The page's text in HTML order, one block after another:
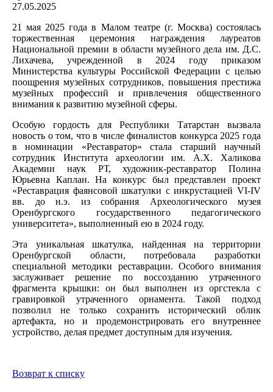
27.05.2025
21 мая 2025 года в Малом театре (г. Москва) состоялась
торжественная церемония награждения лауреатов
Национальной премии в области музейного дела им. Д.С.
Лихачева, учрежденной в 2024 году приказом
Министерства культуры Российской Федерации с целью
поощрения музейных сотрудников, повышения престижа
музейных профессий и привлечения общественного
внимания к развитию музейной сферы.
Особую гордость для Республики Татарстан вызвала
новость о том, что в числе финалистов конкурса 2025 года
в номинации «Реставратор» стала старший научный
сотрудник Института археологии им. А.Х. Халикова
Академии наук РТ, художник-реставратор Полина
Юрьевна Каплан. На конкурс был представлен проект
«Реставрация фаянсовой шкатулки c инкрустацией VI-IV
вв. до н.э. из собрания Археологического музея
Оренбургского государственного педагогического
университета», выполненный ею в 2024 году.
Эта уникальная шкатулка, найденная на территории
Оренбургской области, потребовала разработки
специальной методики реставрации. Особого внимания
заслуживает решение по воссозданию утраченного
фрагмента крышки: он был выполнен из оргстекла с
гравировкой утраченного орнамента. Такой подход
позволил не только сохранить исторический облик
артефакта, но и продемонстрировать его внутреннее
устройство, делая предмет доступным для изучения.
Возврат к списку